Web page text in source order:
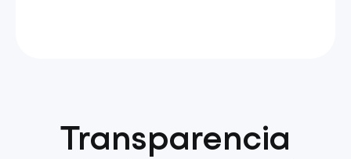
Transparencia